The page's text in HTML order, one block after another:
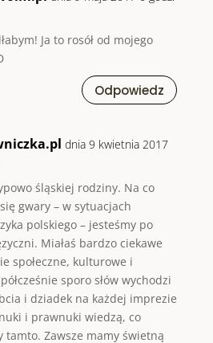
Ja to rosół od mojego
Odpowiedz
dnia 9 kwietnia 2017
śląskiej rodziny. Na co
gwary – w sytuacjach
polskiego – jesteśmy po
Miałaś bardzo ciekawe
społeczne, kulturowe i
sporo słów wychodzi
i dziadek na każdej imprezie
i prawnuki wiedzą, co
tamto. Zawsze mamy świetną